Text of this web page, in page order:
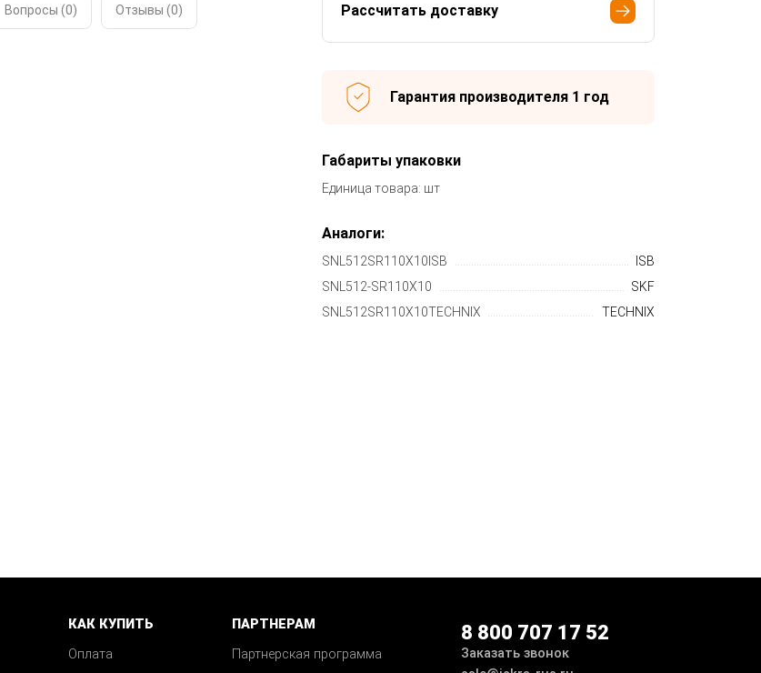
Вопросы (0) Отзывы (0) Рассчитать доставку
Гарантия производителя 1 год
Габариты упаковки
Единица товара: шт
Аналоги:
SNL512SR110X10ISB
ISB
SNL512-SR110X10
SKF
SNL512SR110X10TECHNIX
TECHNIX
КАК КУПИТЬ
Оплата
ПАРТНЕРАМ
Партнерская программа
8 800 707 17 52
Заказать звонок